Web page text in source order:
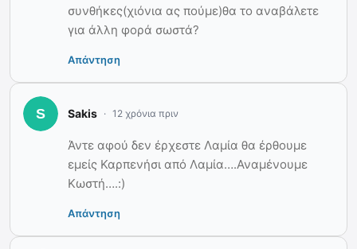
συνθήκες(χιόνια ας πούμε)θα το αναβάλετε
για άλλη φορά σωστά?
Απάντηση
Sakis 12 χρόνια πριν
Άντε αφού δεν έρχεστε Λαμία θα έρθουμε
εμείς Καρπενήσι από Λαμία….Αναμένουμε
Κωστή….:)
Απάντηση